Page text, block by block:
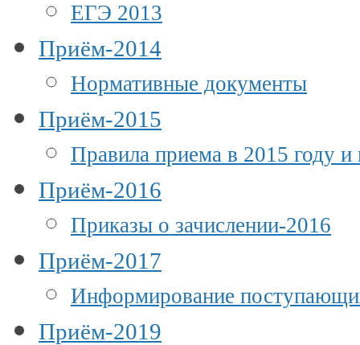
ЕГЭ 2013
Приём-2014
Нормативные документы
Приём-2015
Правила приема в 2015 году и
Приём-2016
Приказы о зачислении-2016
Приём-2017
Информирование
Приём-2019